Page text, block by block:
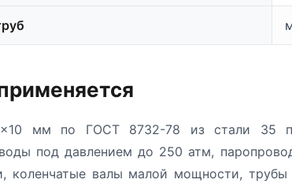
мм по ГОСТ 8732-78 из стали 35
под давлением до 250 атм,
коленчатые валы малой мощности,